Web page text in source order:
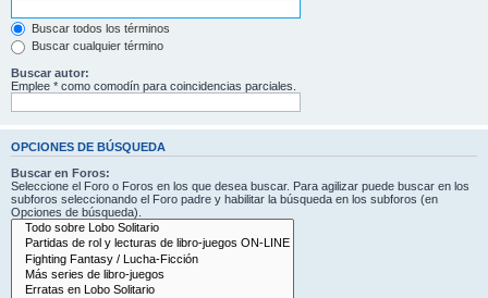
Buscar todos los términos
Buscar cualquier término
Buscar autor:
Emplee * como comodín para coincidencias parciales.
OPCIONES DE BÚSQUEDA
Buscar en Foros:
Seleccione el Foro o Foros en los que desea buscar. Para agilizar puede buscar en los
subforos seleccionando el Foro padre y habilitar la búsqueda en los subforos (en
Opciones de búsqueda).